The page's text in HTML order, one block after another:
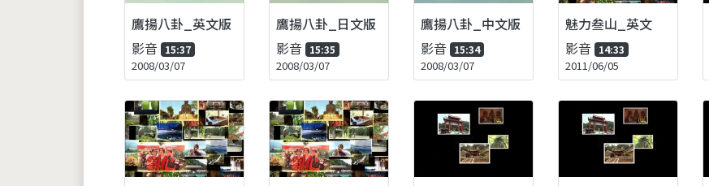
鷹揚八卦_英文版
影音 15:37
2008/03/07
鷹揚八卦_日文版
影音 15:35
2008/03/07
鷹揚八卦_中文版
影音 15:34
2008/03/07
魅力叁山_英文
影音 14:33
2011/06/05